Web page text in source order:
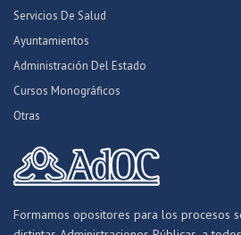
Servicios De Salud
Ayuntamientos
Administración Del Estado
Cursos Monográficos
Otras
Formamos opositores para los procesos